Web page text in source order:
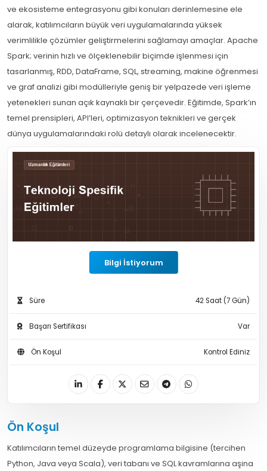
ve ekosisteme entegrasyonu gibi konuları derinlemesine ele
alarak, katılımcıların büyük veri uygulamalarında yüksek
verimlilikle çözümler geliştirmelerini sağlamayı amaçlar. Apache
Spark; verinin hızlı ve ölçeklenebilir biçimde işlenmesi için
tasarlanmış, RDD, DataFrame, SQL, streaming, makine öğrenmesi
ve graf analizi gibi modülleriyle geniş bir yelpazede veri işleme
yetenekleri sunan açık kaynaklı bir çerçevedir. Eğitimde, Spark’ın
temel prensipleri, API’leri, optimizasyon teknikleri ve gerçek
dünya uygulamalarındaki rolü detaylı olarak incelenecektir.
Bilgi İstiyorum
Süre 42 Saat (7 Gün)
Başarı Sertifikası Var
Ön Koşul Kontrol Ediniz
Ön Koşul
Katılımcıların temel düzeyde programlama bilgisine (tercihen
Python, Java veya Scala), veri tabanı ve SQL kavramlarına aşina